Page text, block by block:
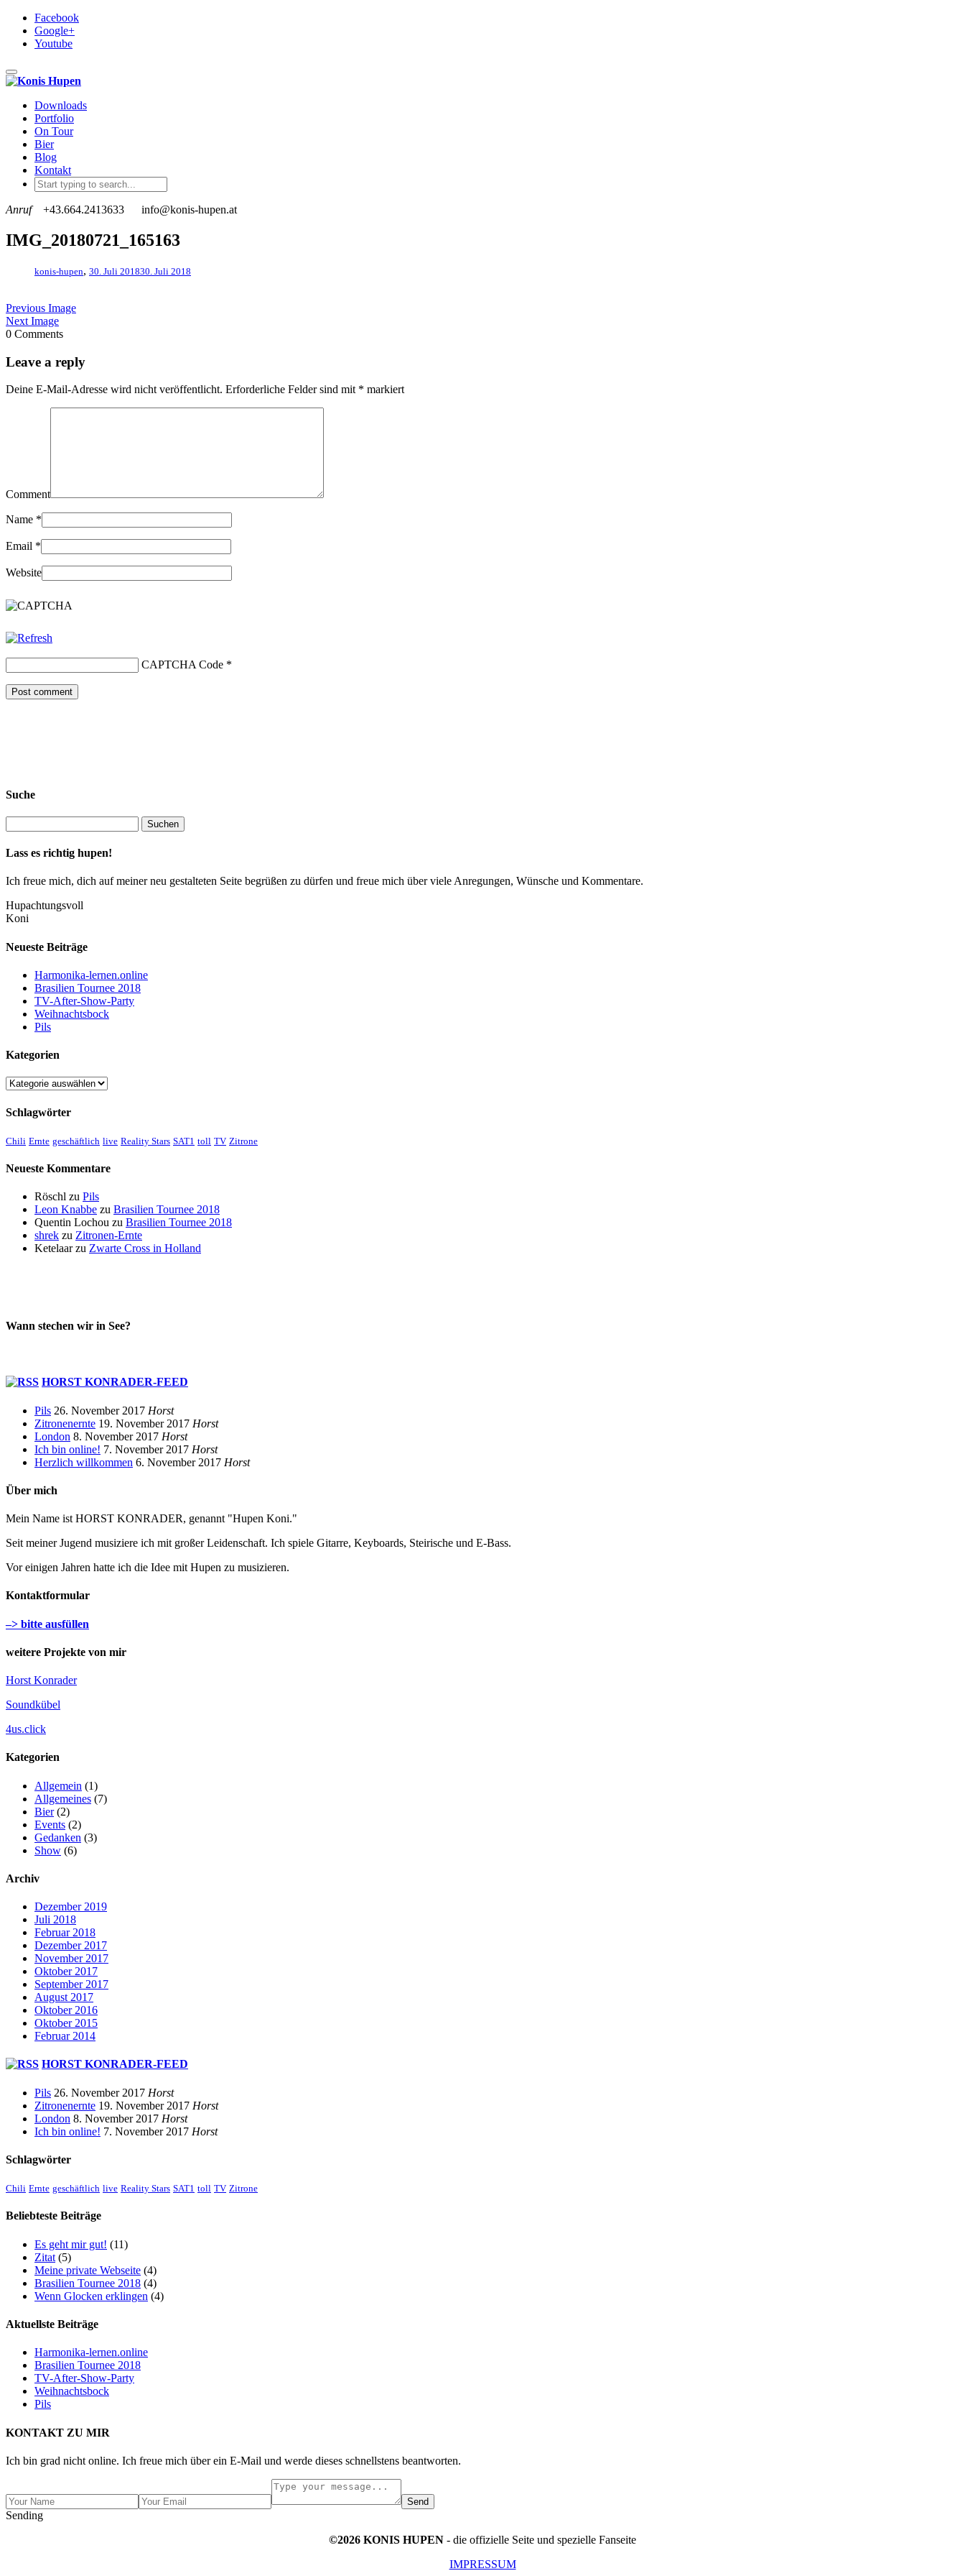
Facebook
Google+
Youtube
Toggle navigation
Downloads
Portfolio
On Tour
Bier
Blog
Kontakt
Anruf +43.664.2413633 info@konis-hupen.at
IMG_20180721_165163
konis-hupen, 30. Juli 201830. Juli 2018
Previous Image
Next Image
0 Comments
Leave a reply
Deine E-Mail-Adresse wird nicht veröffentlicht. Erforderliche Felder sind mit * markiert
Comment
Name *
Email *
Website
CAPTCHA Code *
Suche
Lass es richtig hupen!
Ich freue mich, dich auf meiner neu gestalteten Seite begrüßen zu dürfen und freue mich über viele Anregungen, Wünsche und Kommentare.
Hupachtungsvoll
Koni
Neueste Beiträge
Harmonika-lernen.online
Brasilien Tournee 2018
TV-After-Show-Party
Weihnachtsbock
Pils
Kategorien
Kategorien
Schlagwörter
Chili Ernte geschäftlich live Reality Stars SAT1 toll TV Zitrone
Neueste Kommentare
Röschl zu Pils
Leon Knabbe zu Brasilien Tournee 2018
Quentin Lochou zu Brasilien Tournee 2018
shrek zu Zitronen-Ernte
Ketelaarzu Zwarte Cross in Holland
Wann stechen wir in See?
HORST KONRADER-FEED
Pils 26. November 2017 Horst
Zitronenernte 19. November 2017 Horst
London 8. November 2017 Horst
Ich bin online! 7. November 2017 Horst
Herzlich willkommen 6. November 2017 Horst
Über mich
Mein Name ist HORST KONRADER, genannt "Hupen Koni."
Seit meiner Jugend musiziere ich mit großer Leidenschaft. Ich spiele Gitarre, Keyboards, Steirische und E-Bass.
Vor einigen Jahren hatte ich die Idee mit Hupen zu musizieren.
Kontaktformular
–> bitte ausfüllen
weitere Projekte von mir
Horst Konrader
Soundkübel
4us.click
Kategorien
Allgemein (1)
Allgemeines (7)
Bier(2)
Events (2)
Gedanken (3)
Show (6)
Archiv
Dezember 2019
Juli 2018
Februar 2018
Dezember 2017
November 2017
Oktober 2017
September 2017
August 2017
Oktober 2016
Oktober 2015
Februar 2014
HORST KONRADER-FEED
Pils 26. November 2017 Horst
Zitronenernte 19. November 2017 Horst
London 8. November 2017 Horst
Ich bin online! 7. November 2017 Horst
Schlagwörter
Chili Ernte geschäftlich live Reality Stars SAT1 toll TV Zitrone
Beliebteste Beiträge
Es geht mir gut! (11)
Zitat (5)
Meine private Webseite (4)
Brasilien Tournee 2018 (4)
Wenn Glocken erklingen (4)
Aktuellste Beiträge
Harmonika-lernen.online
Brasilien Tournee 2018
TV-After-Show-Party
Weihnachtsbock
Pils
KONTAKT ZU MIR
Ich bin grad nicht online. Ich freue mich über ein E-Mail und werde dieses schnellstens beantworten.
Send
Sending
©2026 KONIS HUPEN - die offizielle Seite und spezielle Fanseite
IMPRESSUM